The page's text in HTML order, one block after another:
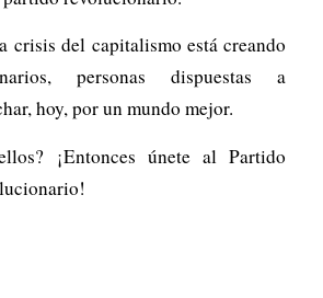
crisis del capitalismo está creando
personas dispuestas a
hoy, por un mundo mejor.
¡Entonces únete al Partido